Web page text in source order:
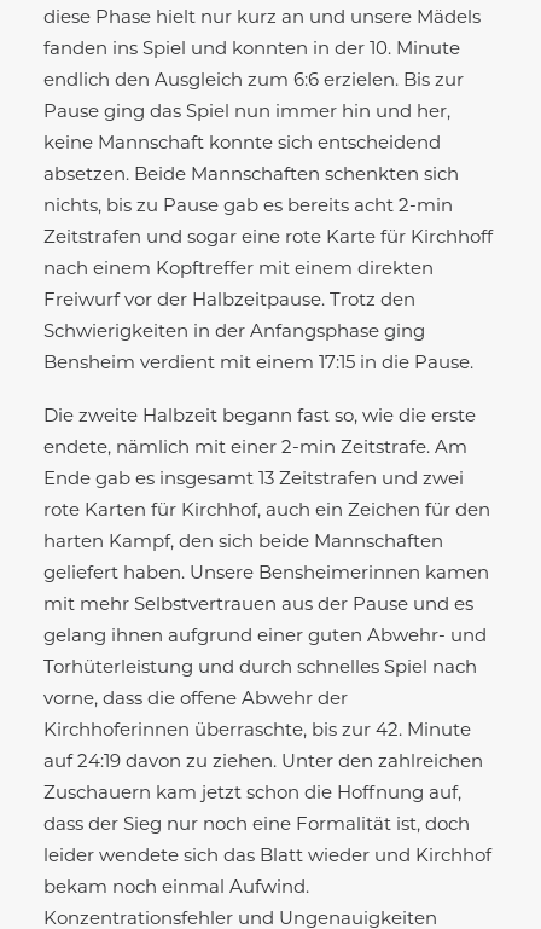
diese Phase hielt nur kurz an und unsere Mädels
fanden ins Spiel und konnten in der 10. Minute
endlich den Ausgleich zum 6:6 erzielen. Bis zur
Pause ging das Spiel nun immer hin und her,
keine Mannschaft konnte sich entscheidend
absetzen. Beide Mannschaften schenkten sich
nichts, bis zu Pause gab es bereits acht 2-min
Zeitstrafen und sogar eine rote Karte für Kirchhoff
nach einem Kopftreffer mit einem direkten
Freiwurf vor der Halbzeitpause. Trotz den
Schwierigkeiten in der Anfangsphase ging
Bensheim verdient mit einem 17:15 in die Pause.
Die zweite Halbzeit begann fast so, wie die erste
endete, nämlich mit einer 2-min Zeitstrafe. Am
Ende gab es insgesamt 13 Zeitstrafen und zwei
rote Karten für Kirchhof, auch ein Zeichen für den
harten Kampf, den sich beide Mannschaften
geliefert haben. Unsere Bensheimerinnen kamen
mit mehr Selbstvertrauen aus der Pause und es
gelang ihnen aufgrund einer guten Abwehr- und
Torhüterleistung und durch schnelles Spiel nach
vorne, dass die offene Abwehr der
Kirchhoferinnen überraschte, bis zur 42. Minute
auf 24:19 davon zu ziehen. Unter den zahlreichen
Zuschauern kam jetzt schon die Hoffnung auf,
dass der Sieg nur noch eine Formalität ist, doch
leider wendete sich das Blatt wieder und Kirchhof
bekam noch einmal Aufwind.
Konzentrationsfehler und Ungenauigkeiten